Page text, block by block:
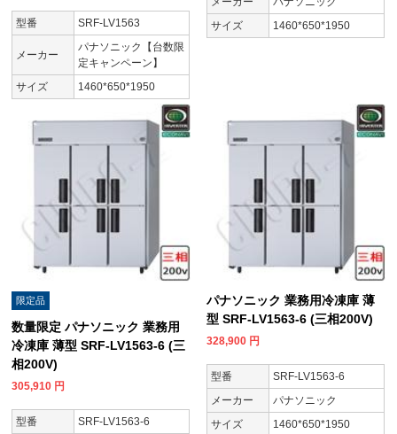
型番 SRF-LV1563
メーカー
パナソニック【台数限
定キャンペーン】
サイズ
1460*650*1950
サイズ
1460*650*1950
限定品
数量限定 パナソニック 業務用
冷凍庫 薄型 SRF-LV1563-6 (三
相200V)
305,910 円
型番 SRF-LV1563-6
パナソニック 業務用冷凍庫 薄
型 SRF-LV1563-6 (三相200V)
328,900 円
型番
SRF-LV1563-6
メーカー
パナソニック
サイズ
1460*650*1950